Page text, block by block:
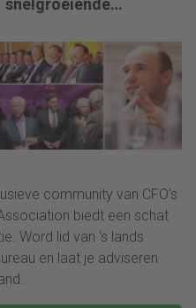
snelgroeiende
community van CFO's
biedt een schat
Word lid van ‘s lands
en laat je adviseren